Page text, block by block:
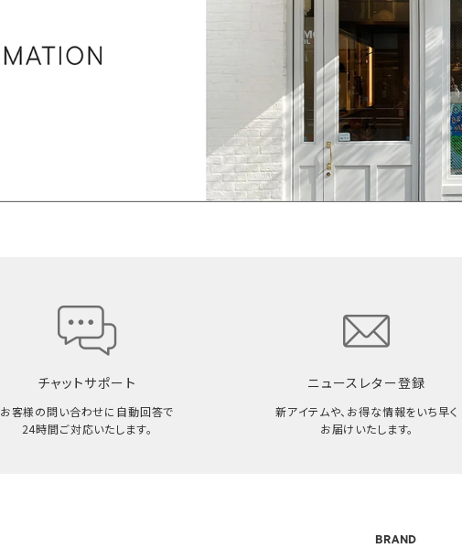
チャットサポート
お客様の問い合わせに自動回答で
24時間ご対応いたします。
ニュースレター登録
新アイテムや、お得な情報をいち早く
お届けいたします。
BRAND